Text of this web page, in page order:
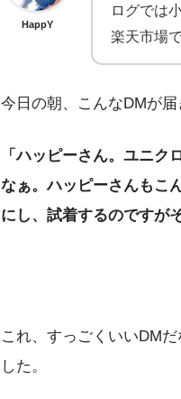
HappY
ログでは
楽天市場
今日の朝、こんなDMが届
「ハッピーさん。ユニ
なぁ。ハッピーさんもこ
にし、試着するのですが
これ、すっごくいいDM
した。